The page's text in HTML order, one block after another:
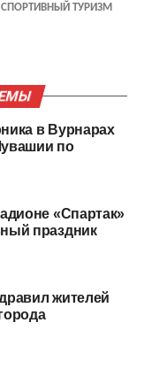
СПОРТИВНЫЙ ТУРИЗМ
в Вурнарах
по
«Спартак»
праздник
жителей